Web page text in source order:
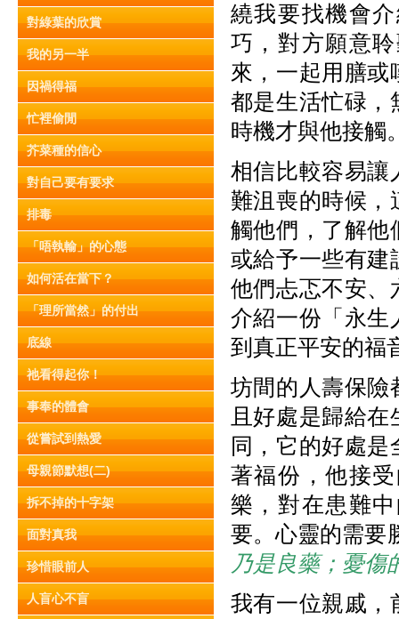
對綠葉的欣賞
我的另一半
因禍得福
忙裡偷閒
芥菜種的信心
對自己要有要求
排毒
「唔執輸」的心態
如何活在當下？
「理所當然」的付出
底線
祂看得起你！
事奉的體會
從嘗試到熱愛
母親節默想(二)
拆不掉的十字架
面對真我
珍惜眼前人
人盲心不盲
繞我要找機會
巧，對方願意
來，一起用膳或
都是生活忙碌，
時機才與他接觸
相信比較容易讓
難沮喪的時候，
觸他們，了解他
或給予一些有建
他們忐忑不安、
介紹一份「永生
到真正平安的福
坊間的人壽保險
且好處是歸給
同，它的好處
著福份，他接
樂，對在患難
要。心靈的需要
乃是良藥；憂傷
我有一位親戚，